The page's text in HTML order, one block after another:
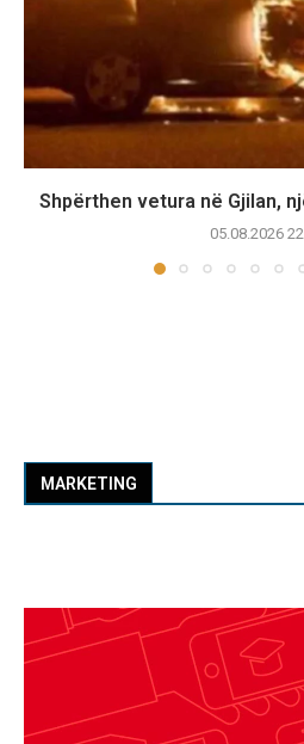
Shpërthen vetura në Gjilan,
05.08.2026
MARKETING